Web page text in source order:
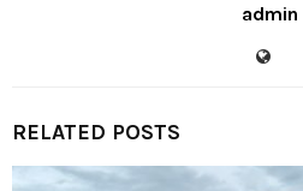
admin
RELATED POSTS